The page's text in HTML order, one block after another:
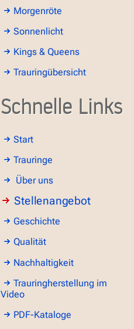
Morgenröte
Sonnenlicht
Kings & Queens
Trauringübersicht
Schnelle Links
Start
Trauringe
Über uns
Stellenangebot
Geschichte
Qualität
Nachhaltigkeit
Trauringherstellung im
Video
PDF-Kataloge